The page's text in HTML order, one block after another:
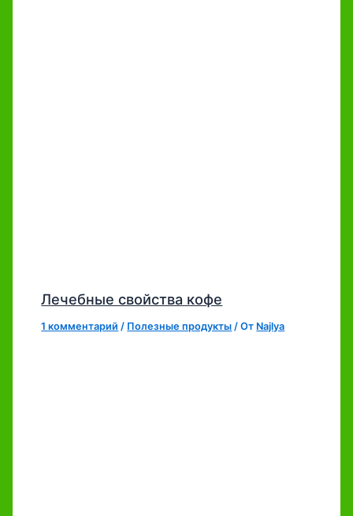
Лечебные свойства кофе
1 комментарий / Полезные продукты / От Najlya